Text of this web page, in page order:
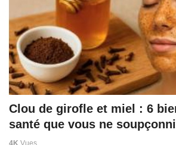
Clou de girofle et miel : 6
santé que vous ne
4K Vues